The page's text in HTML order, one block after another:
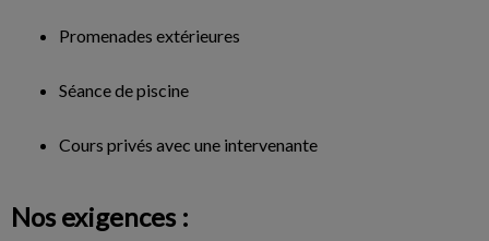
Promenades extérieures
Séance de piscine
Cours privés avec une intervenante
Nos exigences :